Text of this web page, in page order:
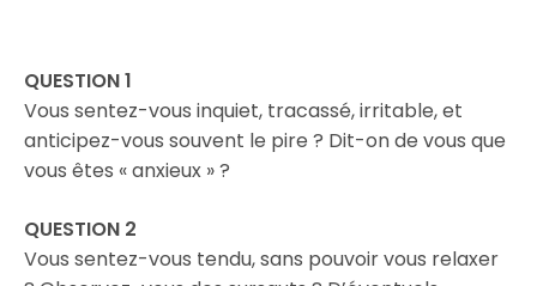
QUESTION 1
Vous sentez-vous inquiet, tracassé, irritable, et
anticipez-vous souvent le pire ? Dit-on de vous que
vous êtes « anxieux » ?
QUESTION 2
Vous sentez-vous tendu, sans pouvoir vous relaxer